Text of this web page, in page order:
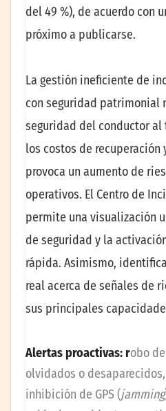
del 49 %), de acuerdo con
próximo a publicarse.
La gestión ineficiente de
con seguridad patrimonial
seguridad del conductor
los costos de recuperación
provoca un aumento de
operativos. El Centro de
permite una visualización
de seguridad y la
rápida. Asimismo,
real acerca de señales de
sus principales
Alertas proactivas: robo
olvidados o
inhibición de GPS (jamming